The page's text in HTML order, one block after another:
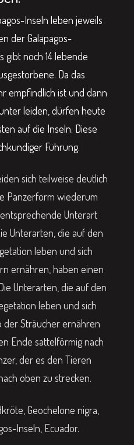
Inseln leben jeweils
der Galapagos-
gibt noch 14 lebende
Da das
empfindlich ist und dann
leiden, dürfen heute
auf die Inseln. Diese
Führung.
sich teilweise deutlich
Panzerform wiederum
Unterart
Unterarten, die auf den
leben und sich
ernähren, haben einen
Unterarten, die auf den
leben und sich
der Sträucher ernähren
Ende sattelförmig nach
der es den Tieren
oben zu strecken.
Geochelone nigra,
Inseln, Ecuador.